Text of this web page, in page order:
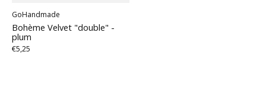
GoHandmade
Bohème Velvet "double" -
plum
€5,25